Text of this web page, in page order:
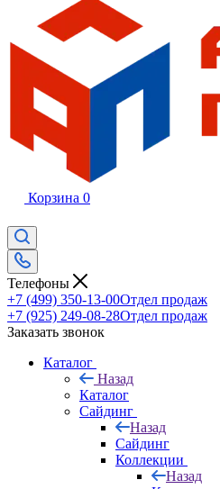
Корзина 0
Телефоны
+7 (499) 350-13-00Отдел продаж
+7 (925) 249-08-28Отдел продаж
Заказать звонок
Каталог
Назад
Каталог
Сайдинг
Назад
Сайдинг
Коллекции
Назад